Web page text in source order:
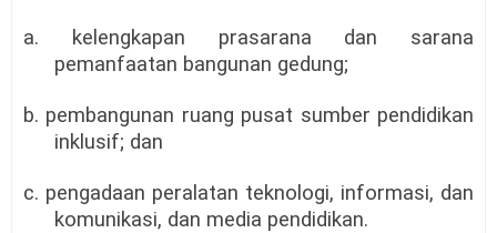
a. kelengkapan prasarana dan sarana
pemanfaatan bangunan gedung;
b. pembangunan ruang pusat sumber pendidikan
inklusif; dan
c. pengadaan peralatan teknologi, informasi, dan
komunikasi, dan media pendidikan.